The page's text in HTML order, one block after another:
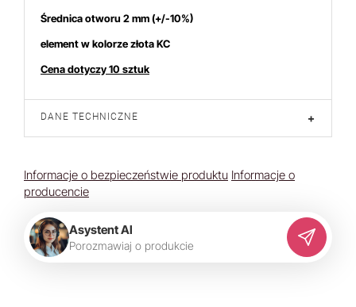
Średnica otworu 2 mm (+/-10%)
element w kolorze złota KC
Cena dotyczy 10 sztuk
DANE TECHNICZNE +
Informacje o bezpieczeństwie produktu Informacje o
producencie
Asystent AI
Porozmawiaj o produkcie